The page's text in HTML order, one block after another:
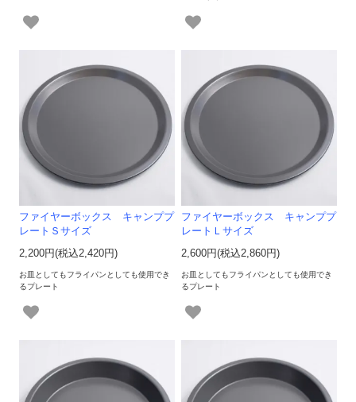
ファイヤーボックス キャンププ
レートＳサイズ
2,200円(税込2,420円)
お皿としてもフライパンとしても使用でき
るプレート
ファイヤーボックス キャンププ
レートＬサイズ
2,600円(税込2,860円)
お皿としてもフライパンとしても使用でき
るプレート